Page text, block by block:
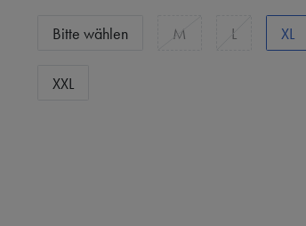
Bitte wählen M L XL
XXL